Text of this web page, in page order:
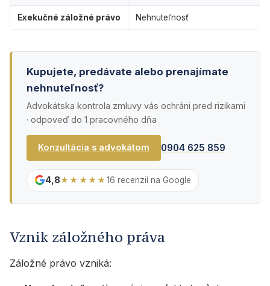
Exekučné záložné právo Nehnuteľnosť
Kupujete, predávate alebo prenajímate
nehnuteľnosť?
Advokátska kontrola zmluvy vás ochráni pred rizikami
· odpoveď do 1 pracovného dňa
Konzultácia s advokátom 0904 625 859
4,8★★★★★16 recenzií na Google
Vznik záložného práva
Záložné právo vzniká: